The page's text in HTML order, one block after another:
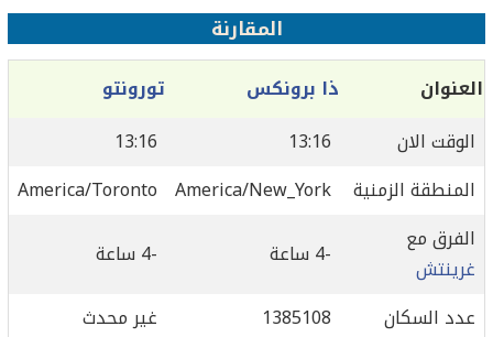
المقارنة
العنوان ذا برونكس
تورونتو
الوقت الان
13:16
13:16
المنطقة الزمنية
America/New_York
America/Toronto
الفرق مع
غرينتش
-4 ساعة
-4 ساعة
عدد السكان
1385108
غير محدث